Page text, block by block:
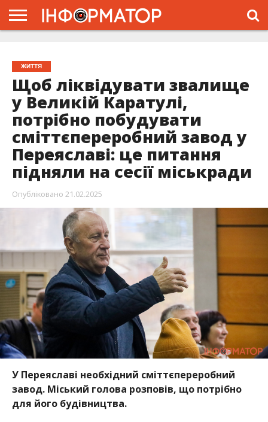
ПРОЄКТ
ЖИТТЯ
Щоб ліквідувати звалище
у Великій Каратулі,
потрібно побудувати
сміттєпереробний завод у
Переяславі: це питання
підняли на сесії міськради
Опубліковано 21.02.2025
У Переяславі необхідний сміттєпереробний
завод. Міський голова розповів, що потрібно
для його будівництва.